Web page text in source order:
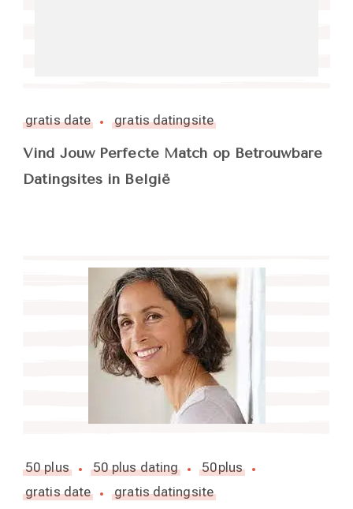
gratis date gratis datingsite
Vind Jouw Perfecte Match op Betrouwbare
Datingsites in België
50 plus 50 plus dating
50plus
gratis date
gratis datingsite